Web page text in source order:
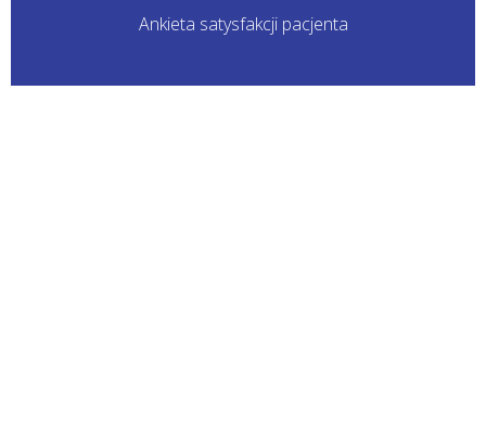
Ankieta satysfakcji pacjenta